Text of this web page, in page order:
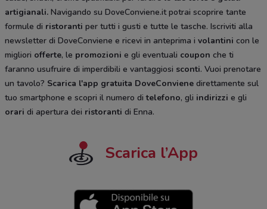
artigianali. Navigando su DoveConviene.it potrai scoprire tante
formule di ristoranti per tutti i gusti e tutte le tasche. Iscriviti alla
newsletter di DoveConviene e ricevi in anteprima i volantini con le
migliori offerte, le promozioni e gli eventuali coupon che ti
faranno usufruire di imperdibili e vantaggiosi sconti. Vuoi prenotare
un tavolo? Scarica l'app gratuita DoveConviene direttamente sul
tuo smartphone e scopri il numero ditelefono, gli indirizzi e gli
orari di apertura dei ristoranti di Enna.
Scarica l’App